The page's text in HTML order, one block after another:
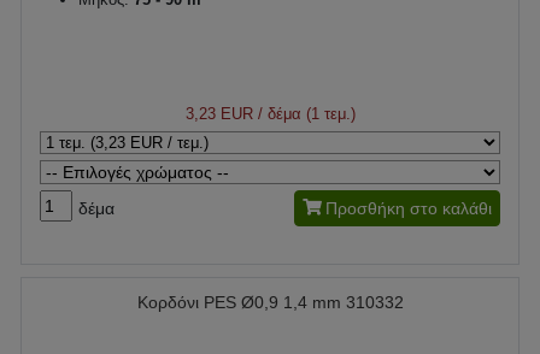
3,23 EUR/ δέμα (1 τεμ.)
δέμα Προσθήκη στο καλάθι
Κορδόνι PES Ø0,9 1,4 mm 310332